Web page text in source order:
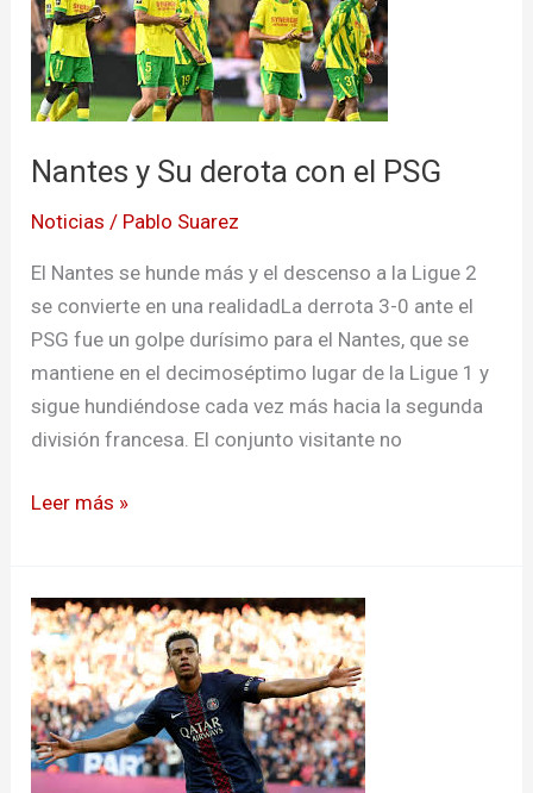
Nantes y Su derota con el PSG
Noticias / Pablo Suarez
El Nantes se hunde más y el descenso a la Ligue 2
se convierte en una realidadLa derrota 3-0 ante el
PSG fue un golpe durísimo para el Nantes, que se
mantiene en el decimoséptimo lugar de la Ligue 1 y
sigue hundiéndose cada vez más hacia la segunda
división francesa. El conjunto visitante no
derota
con
el
Leer más »
PSG
y
Su
forma
de
dominar